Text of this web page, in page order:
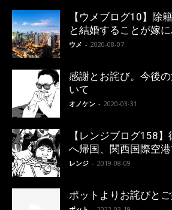
【ウメブログ10】除
と結婚することが嫁
ウメ - 2020-08-07
感謝とお詫び。今後
いて
オノケン - 2020-03-31
【レンジブログ158
へ帰国、関西国際空港
レンジ - 2019-08-09
ポットよりお詫びと